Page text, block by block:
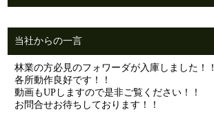
当社からの一言
林業の方必見のフォワーダが入庫しました！！
各所動作良好です！！
動画もUPしますので是非ご覧ください！！
お問合せお待ちしております！！